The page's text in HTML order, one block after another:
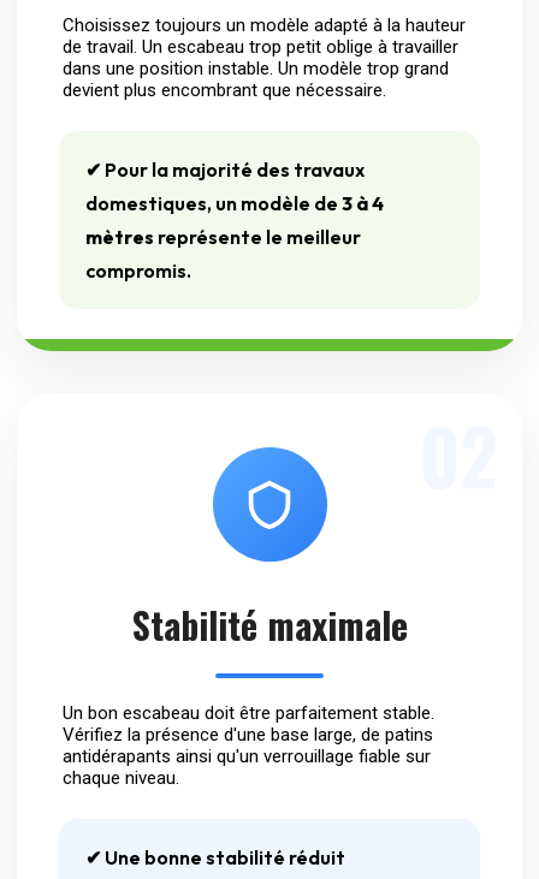
Choisissez toujours un modèle adapté à la hauteur
de travail. Un escabeau trop petit oblige à travailler
dans une position instable. Un modèle trop grand
devient plus encombrant que nécessaire.
✔ Pour la majorité des travaux
domestiques, un modèle de 3 à 4
mètres représente le meilleur
compromis.
Stabilité maximale
Un bon escabeau doit être parfaitement stable.
Vérifiez la présence d'une base large, de patins
antidérapants ainsi qu'un verrouillage fiable sur
chaque niveau.
✔ Une bonne stabilité réduit